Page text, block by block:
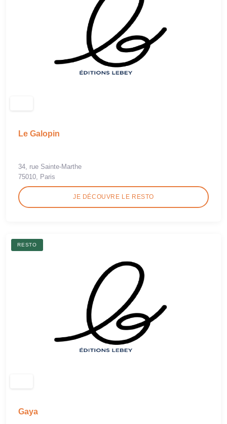
Le Galopin
34, rue Sainte-Marthe
75010, Paris
JE DÉCOUVRE LE RESTO
RESTO
Gaya